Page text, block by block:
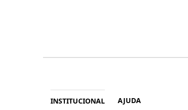
INSTITUCIONAL
AJUDA